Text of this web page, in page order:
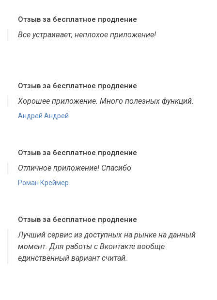
Отзыв за бесплатное продление
Все устраивает, неплохое приложение!
Отзыв за бесплатное продление
Хорошее приложение. Много полезных функций.
Андрей Андрей
Отзыв за бесплатное продление
Отличное приложение! Спасибо
Роман Креймер
Отзыв за бесплатное продление
Лучший сервис из доступных на рынке на данный
момент. Для работы с Вконтакте вообще
единственный вариант считай.